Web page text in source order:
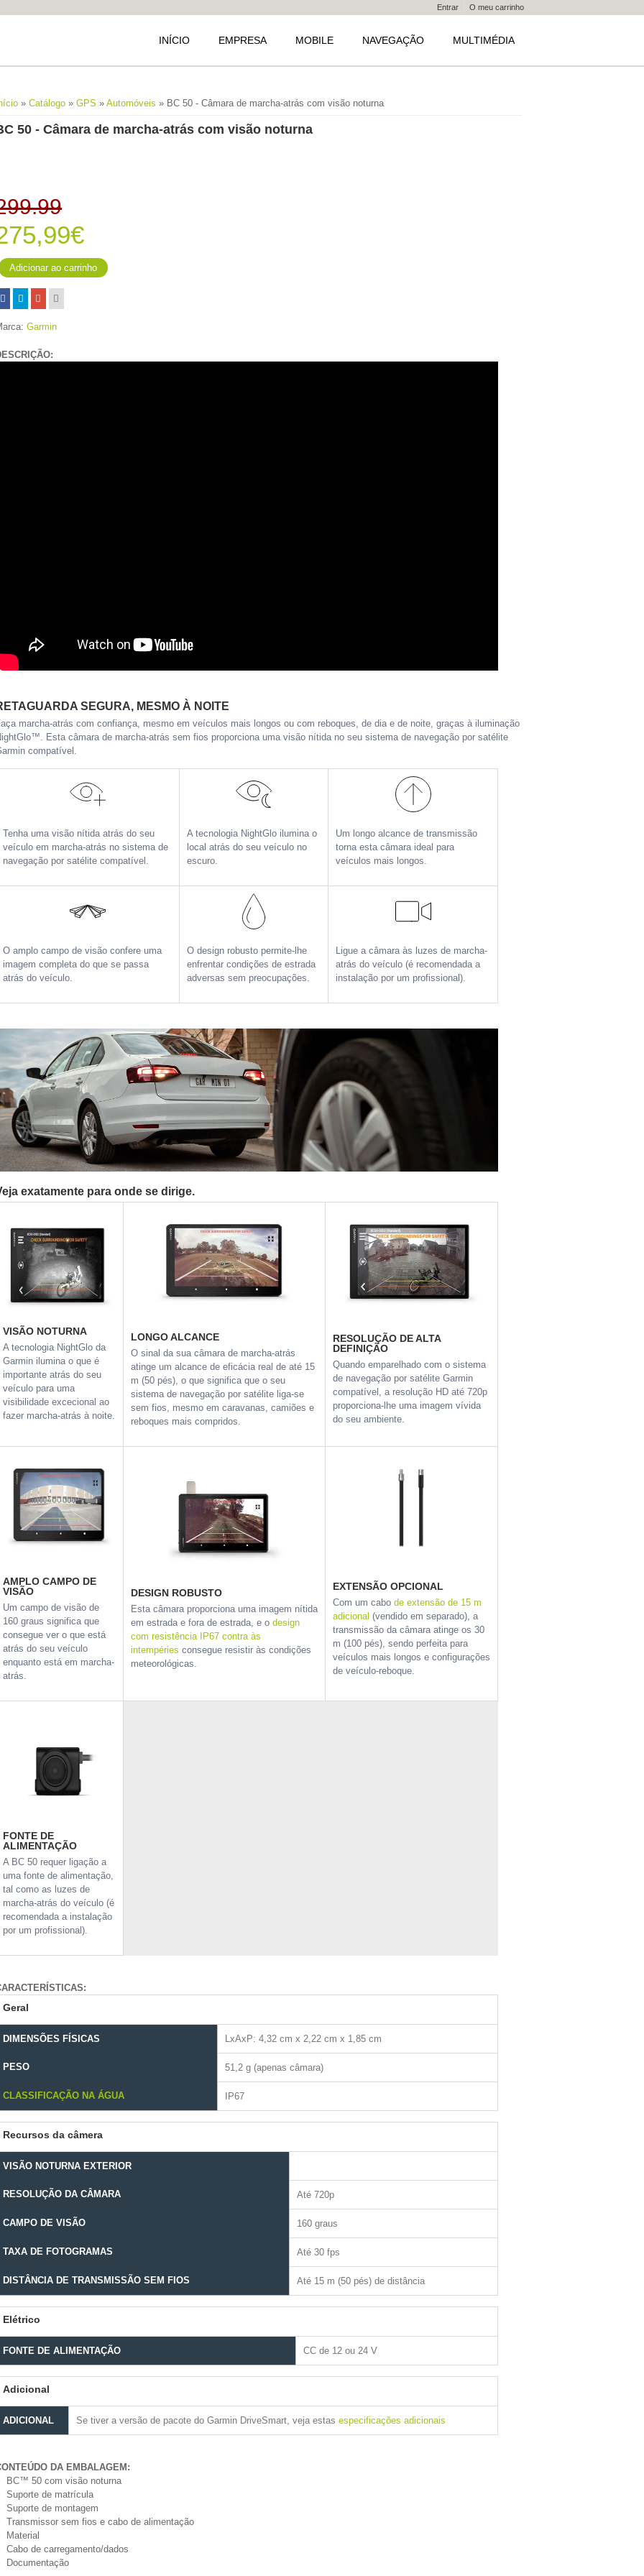
Entrar O meu carrinho
INÍCIO EMPRESA MOBILE NAVEGAÇÃO MULTIMÉDIA
aqui
»Catálogo »GPS »Automóveis » BC 50 - Câmara de marcha-atrás com visão noturna
50 - Câmara de marcha-atrás com visão noturna
Garmin
SEGURA, MESMO À NOITE
marcha-atrás com confiança, mesmo em veículos mais longos ou com reboques, de dia e de noite, graças à iluminação
Esta câmara de marcha-atrás sem fios proporciona uma visão nítida no seu sistema de navegação por satélite
compatível.
Tenha uma visão nítida atrás do seu
veículo em marcha-atrás no sistema de
navegação por satélite compatível.
A tecnologia NightGlo ilumina o
local atrás do seu veículo no
escuro.
Um longo alcance de transmissão
torna esta câmara ideal para
veículos mais longos.
O amplo campo de visão confere uma
imagem completa do que se passa
atrás do veículo.
O design robusto permite-lhe
enfrentar condições de estrada
adversas sem preocupações.
Ligue a câmara às luzes de marcha-
atrás do veículo (é recomendada a
instalação por um profissional).
exatamente para onde se dirige.
VISÃO NOTURNA
A tecnologia NightGlo da
Garmin ilumina o que é
importante atrás do seu
veículo para uma
visibilidade excecional ao
fazer marcha-atrás à noite.
LONGO ALCANCE
O sinal da sua câmara de marcha-atrás
atinge um alcance de eficácia real de até 15
m (50 pés), o que significa que o seu
sistema de navegação por satélite liga-se
sem fios, mesmo em caravanas, camiões e
reboques mais compridos.
RESOLUÇÃO DE ALTA
DEFINIÇÃO
Quando emparelhado com o sistema
de navegação por satélite Garmin
compatível, a resolução HD até 720p
proporciona-lhe uma imagem vívida
do seu ambiente.
AMPLO CAMPO DE
VISÃO
Um campo de visão de
160 graus significa que
consegue ver o que está
atrás do seu veículo
enquanto está em marcha-
atrás.
DESIGN ROBUSTO
Esta câmara proporciona uma imagem nítida
em estrada e fora de estrada, e odesign
com resistência IP67 contra às
intempéries consegue resistir às condições
meteorológicas.
EXTENSÃO OPCIONAL
Com um cabode extensão de 15 m
adicional (vendido em separado), a
transmissão da câmara atinge os 30
m (100 pés), sendo perfeita para
veículos mais longos e configurações
de veículo-reboque.
FONTE DE
ALIMENTAÇÃO
A BC 50 requer ligação a
uma fonte de alimentação,
tal como as luzes de
marcha-atrás do veículo (é
recomendada a instalação
por um profissional).
Geral
DIMENSÕES FÍSICAS LxAxP: 4,32 cm x 2,22 cm x 1,85 cm
PESO 51,2 g (apenas câmara)
CLASSIFICAÇÃO NA ÁGUA IP67
Recursos da câmera
VISÃO NOTURNA EXTERIOR
RESOLUÇÃO DA CÂMARA Até 720p
CAMPO DE VISÃO 160 graus
TAXA DE FOTOGRAMAS Até 30 fps
DISTÂNCIA DE TRANSMISSÃO SEM FIOS Até 15 m (50 pés) de distância
Elétrico
FONTE DE ALIMENTAÇÃO CC de 12 ou 24 V
Adicional
ADICIONAL Se tiver a versão de pacote do Garmin DriveSmart, veja estasespecificações adicionais
DA EMBALAGEM:
BC™ 50 com visão noturna
Suporte de matrícula
Suporte de montagem
Transmissor sem fios e cabo de alimentação
Material
Cabo de carregamento/dados
Documentação